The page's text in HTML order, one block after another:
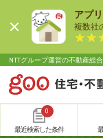
アプ
複数社
NTTグループ運営の不動産総
0
最近検索した条件